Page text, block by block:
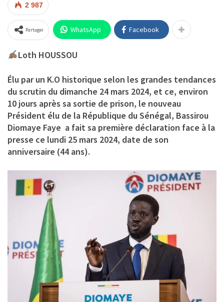
2 987
Partager WhatsApp Facebook
Loth HOUSSOU
Élu par un K.O historique selon les grandes tendances
du scrutin du dimanche 24 mars 2024, et ce, environ
10 jours après sa sortie de prison, le nouveau
Président élu de la République du Sénégal, Bassirou
Diomaye Faye a fait sa première déclaration face à la
presse ce lundi 25 mars 2024, date de son
anniversaire (44 ans).